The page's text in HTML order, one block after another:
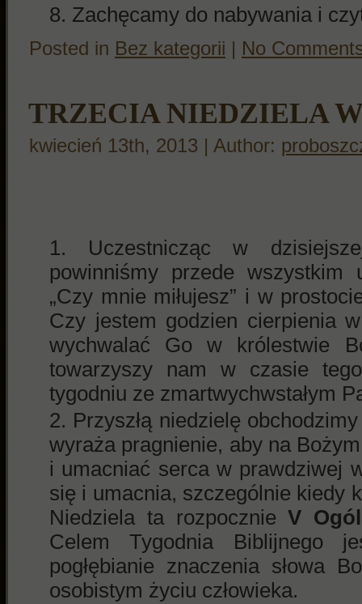
Zachęcamy do nabywania i
Posted in Bez kategorii | No
TRZECIA NIEDZIELA
kwiecień 13th, 2013 | Author:
Uczestnicząc w
powinniśmy przede wszystkim
„Czy mnie miłujesz” i w
Czy jestem godzien cierpienia
wychwalać Go w królestwie
towarzyszy nam w czasie
tygodniu ze zmartwychwstałym
Przyszłą niedzielę
wyraża pragnienie, aby na
i umacniać serca w prawdziwej
się i umacnia, szczególnie kiedy
Niedziela ta rozpocznieV
Celem Tygodnia Biblijnego
pogłębianie znaczenia słowa
osobistym życiu człowieka.